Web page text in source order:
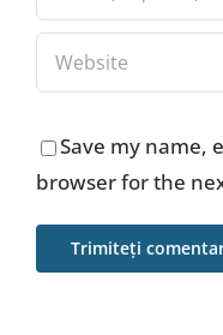
Save my name,
browser for the